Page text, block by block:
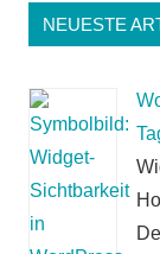
Beiträge
NEUESTE